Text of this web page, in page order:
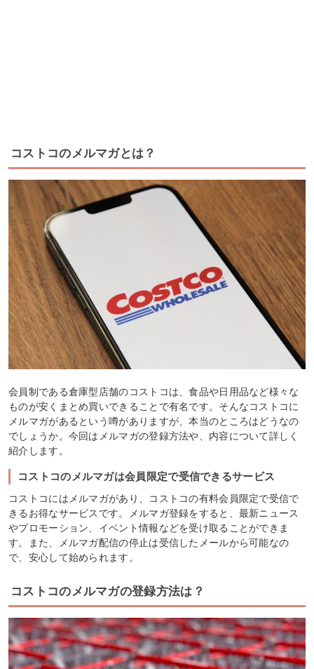
コストコのメルマガとは？
会員制である倉庫型店舗のコストコは、食品や日用品など様々な
ものが安くまとめ買いできることで有名です。そんなコストコに
メルマガがあるという噂がありますが、本当のところはどうなの
でしょうか。今回はメルマガの登録方法や、内容について詳しく
紹介します。
コストコのメルマガは会員限定で受信できるサービス
コストコにはメルマガがあり、コストコの有料会員限定で受信で
きるお得なサービスです。メルマガ登録をすると、最新ニュース
やプロモーション、イベント情報などを受け取ることができま
す。また、メルマガ配信の停止は受信したメールから可能なの
で、安心して始められます。
コストコのメルマガの登録方法は？